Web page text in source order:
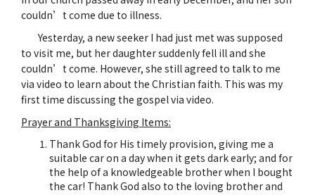
couldn’t come due to illness.
Yesterday, a new seeker I had just met was supposed
to visit me, but her daughter suddenly fell ill and she
couldn’t come. However, she still agreed to talk to me
via video to learn about the Christian faith. This was my
first time discussing the gospel via video.
Prayer and Thanksgiving Items:
Thank God for His timely provision, giving me a
suitable car on a day when it gets dark early; and for
the help of a knowledgeable brother when I bought
the car! Thank God also to the loving brother and